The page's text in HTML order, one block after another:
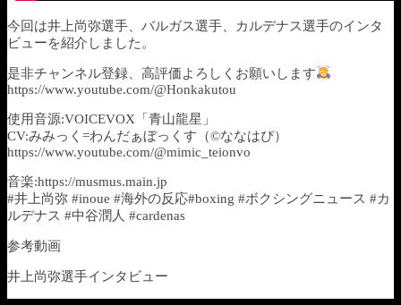
今回は井上尚弥選手、バルガス選手、カルデナス選手のインタ
ビューを紹介しました。
是非チャンネル登録、高評価よろしくお願いします
https://www.youtube.com/@Honkakutou
使用音源:VOICEVOX「青山龍星」
CV:みみっく=わんだぁぼっくす（©ななはぴ）
https://www.youtube.com/@mimic_teionvo
音楽:https://musmus.main.jp
#井上尚弥 #inoue #海外の反応#boxing #ボクシングニュース #カ
ルデナス #中谷潤人 #cardenas
参考動画
井上尚弥選手インタビュー